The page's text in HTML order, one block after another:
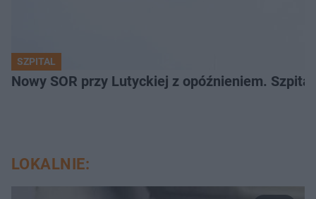
SZPITAL
Nowy SOR przy Lutyckiej z opóźnieniem.
LOKALNIE: